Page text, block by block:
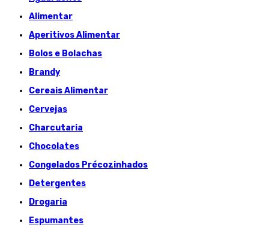
Alimentar
Aperitivos Alimentar
Bolos e Bolachas
Brandy
Cereais Alimentar
Cervejas
Charcutaria
Chocolates
Congelados Précozinhados
Detergentes
Drogaria
Espumantes